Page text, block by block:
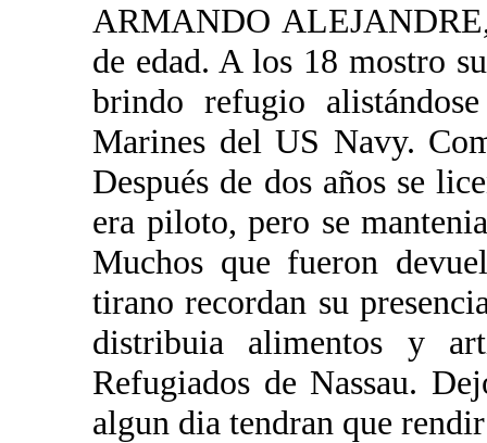
ARMANDO
de edad. A los 18 mostro
brindo refugio
Marines del US Navy.
Después de dos años se
era piloto, pero se
Muchos que fueron
tirano recordan su
distribuia alimentos y
Refugiados de Nassau.
algun dia tendran que